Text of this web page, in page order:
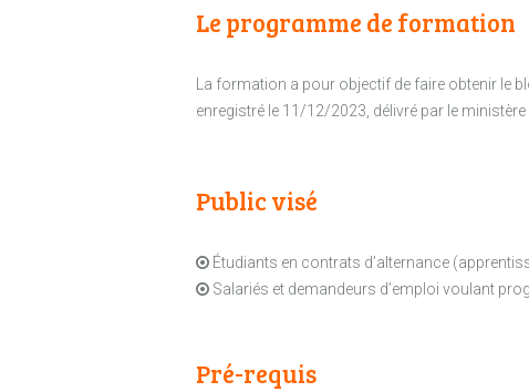
Le programme de formation
La formation a pour objectif de faire obtenir le
enregistré le 11/12/2023, délivré par le ministère
Public visé
Étudiants en contrats d’alternance
Salariés et demandeurs d’emploi voulant
Pré-requis